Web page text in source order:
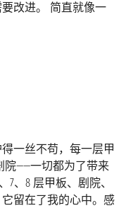
改进。 简直就像一
一丝不苟，每一层甲
院——一切都为了带来
、8 层甲板、剧院、
留在了我的心中。感